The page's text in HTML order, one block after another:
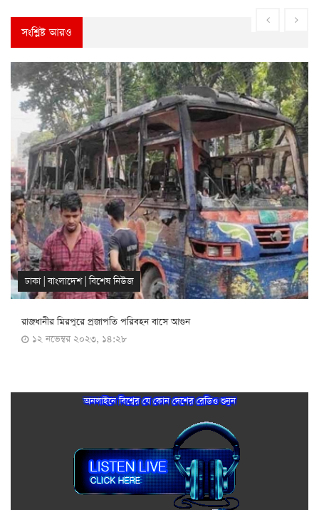
সংশ্লিষ্ট আরও
ঢাকা|বাংলাদেশ|বিশেষ নিউজ
রাজধানীর মিরপুরে প্রজাপতি পরিবহন বাসে আগুন
১২ নভেম্বর ২০২৩, ১৪:২৮
অনলাইনে বিশ্বের যে কোন দেশের রেডিও শুনুন